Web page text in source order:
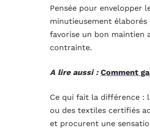
Pensée pour envelopper
minutieusement
favorise un bon maintien
contrainte.
A lire aussi : Comment
Ce qui fait la différence :
ou des textiles certifiés
et procurent une